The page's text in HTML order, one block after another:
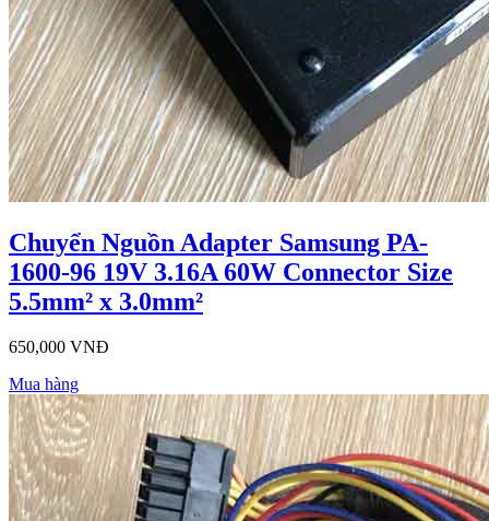
Chuyển Nguồn Adapter Samsung PA-
1600-96 19V 3.16A 60W Connector Size
5.5mm² x 3.0mm²
650,000 VNĐ
Mua hàng